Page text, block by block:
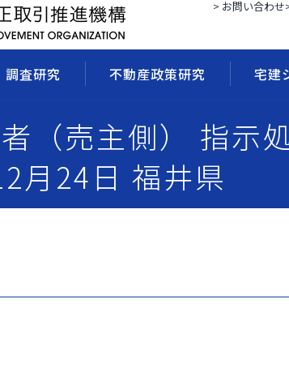
> お問い合わせ
調査研究 不動産政策研究 宅建
（売主側） 指示
月24日 福井県